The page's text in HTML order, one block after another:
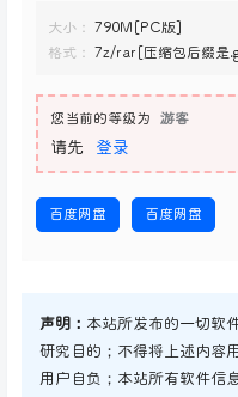
大小：
790M[PC版]
格式：
7z/rar[压缩包后缀是
您当前的等级为 游客
请先 登录
百度网盘 百度网盘
声明： 本站所发布的一切软
研究目的；不得将上述内容
用户自负；本站所有软件信